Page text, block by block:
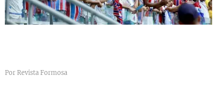
Por Revista Formosa